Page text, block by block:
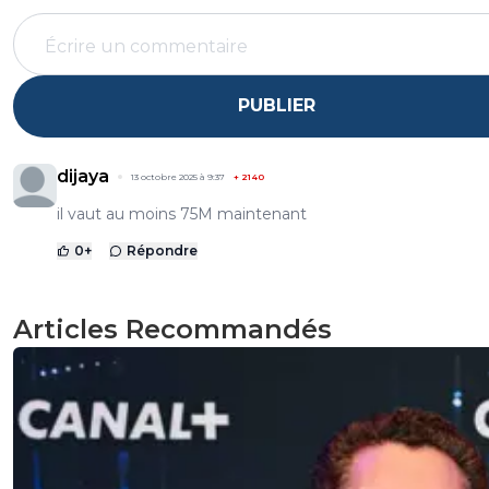
PUBLIER
dijaya 13 octobre 2025 à 9:37 + 2140
il vaut au moins 75M maintenant
0+ Répondre
Articles Recommandés